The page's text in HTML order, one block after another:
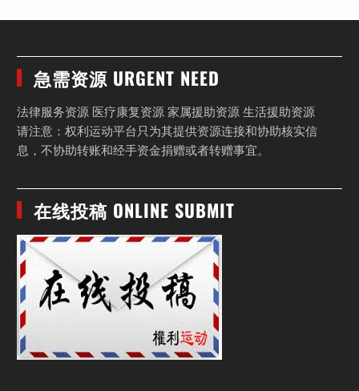
急需资源 URGENT NEED
法律服务资源 医疗康复资源 家属援助资源 生活援助资源
请注意：权利运动平台只为其提供资源连接和协助核实信
息，不协助转账和经手资金捐赠或者转赠事宜。
在线投稿 ONLINE SUBMIT